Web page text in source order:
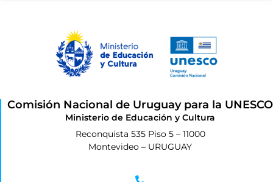
Comisión Nacional de Uruguay para la UNESCO
Ministerio de Educación y Cultura
Reconquista 535 Piso 5 – 11000
Montevideo – URUGUAY